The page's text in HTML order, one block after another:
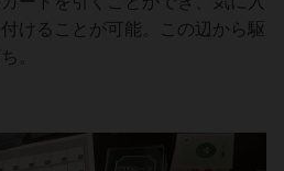
けることが可能。この辺から駆
。